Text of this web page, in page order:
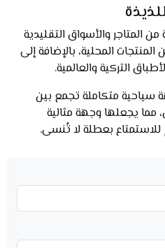
المتاجر والأسواق التقليدية
المحلية، بالإضافة إلى
التركية والعالمية.
سياحية متكاملة تجمع بين
مما يجعلها وجهة مثالية
للاستمتاع بعطلة لا تُنسى.